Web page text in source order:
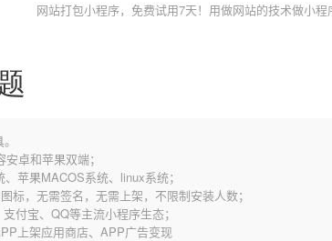
网站打包小程序，免费试用7天！用做网站的技术做小程
卓和苹果双端；
苹果MACOS系统、linux系统；
标，无需签名，无需上架，不限制安装人数；
付宝、QQ等主流小程序生态；
上架应用商店、APP广告变现